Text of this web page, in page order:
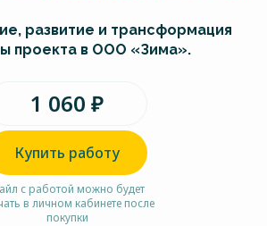
развитие и трансформация
проекта в ООО «Зима».
1 060 ₽
Купить работу
с работой можно будет
в личном кабинете после
покупки